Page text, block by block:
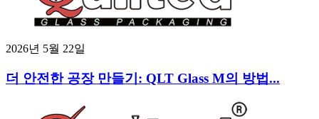
2026년 5월 22일
더 안전한 공장 만들기: QLT Glass M의 방법...